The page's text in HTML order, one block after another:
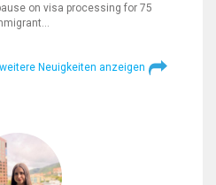
on visa processing for 75
weitere Neuigkeiten anzeigen